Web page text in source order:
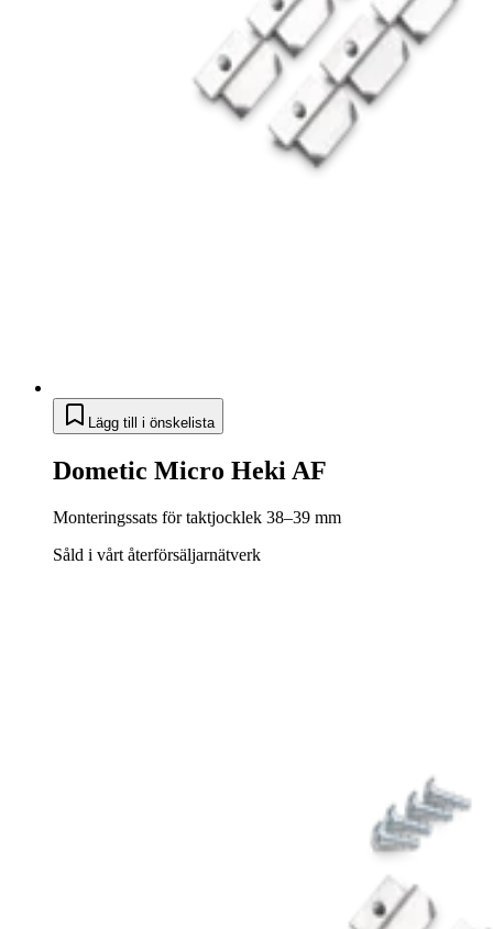
Lägg till i önskelista
Dometic Micro Heki AF
Monteringssats för taktjocklek 38–39 mm
Såld i vårt återförsäljarnätverk